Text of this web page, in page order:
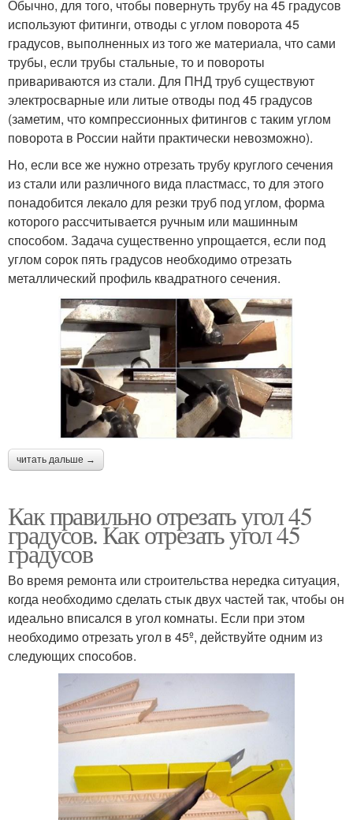
Обычно, для того, чтобы повернуть трубу на 45 градусов
используют фитинги, отводы с углом поворота 45
градусов, выполненных из того же материала, что сами
трубы, если трубы стальные, то и повороты
привариваются из стали. Для ПНД труб существуют
электросварные или литые отводы под 45 градусов
(заметим, что компрессионных фитингов с таким углом
поворота в России найти практически невозможно).
Но, если все же нужно отрезать трубу круглого сечения
из стали или различного вида пластмасс, то для этого
понадобится лекало для резки труб под углом, форма
которого рассчитывается ручным или машинным
способом. Задача существенно упрощается, если под
углом сорок пять градусов необходимо отрезать
металлический профиль квадратного сечения.
читать дальше →
Как правильно отрезать угол 45
градусов. Как отрезать угол 45
градусов
Во время ремонта или строительства нередка ситуация,
когда необходимо сделать стык двух частей так, чтобы он
идеально вписался в угол комнаты. Если при этом
необходимо отрезать угол в 45º, действуйте одним из
следующих способов.